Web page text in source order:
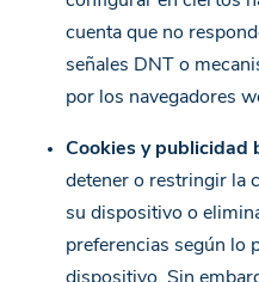
cuenta que no
señales DNT o
por los navegadores
Cookies y publicidad
detener o restringir la
su dispositivo o
preferencias según lo